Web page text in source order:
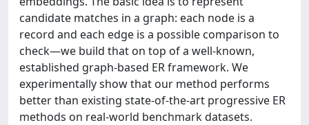
candidate matches in a graph: each node is a
record and each edge is a possible comparison to
check—we build that on top of a well-known,
established graph-based ER framework. We
experimentally show that our method performs
better than existing state-of-the-art progressive ER
methods on real-world benchmark datasets.